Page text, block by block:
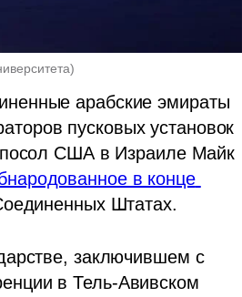
)
арабские эмираты
пусковых установок
посол США в Израиле Майк
в конце
Штатах.
заключившем с
в Тель-Авивском